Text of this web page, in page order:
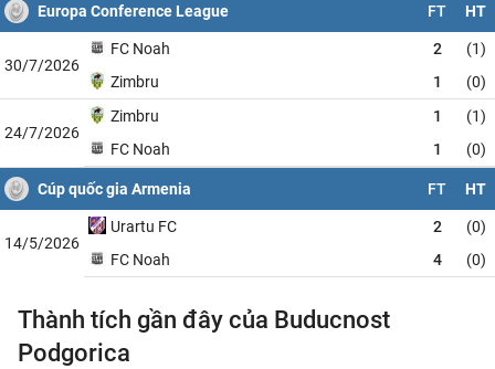
Europa Conference League FT HT
30/7/2026
FC Noah 2
(1)
Zimbru
1 (0)
24/7/2026
Zimbru 1
(1)
FC Noah
1 (0)
Cúp quốc gia Armenia FT HT
14/5/2026
Urartu FC 2
(0)
FC Noah
4 (0)
Thành tích gần đây của Buducnost
Podgorica